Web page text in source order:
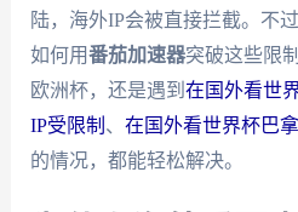
陆，海外IP会被直接拦截。不
如何用番茄加速器突破这些限
欧洲杯，还是遇到 在国外看世
IP受限制 、 在国外看世界杯巴
的情况，都能轻松解决。